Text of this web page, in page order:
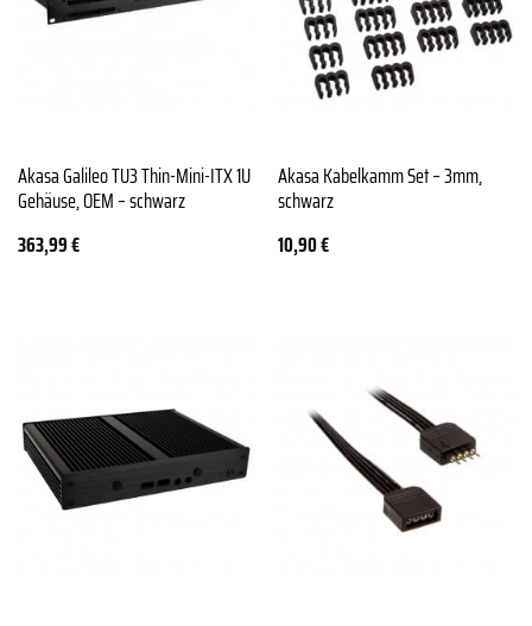
Akasa Galileo TU3 Thin-Mini-ITX 1U
Gehäuse, OEM – schwarz
363,99€
Akasa Kabelkamm Set – 3mm,
schwarz
10,90€